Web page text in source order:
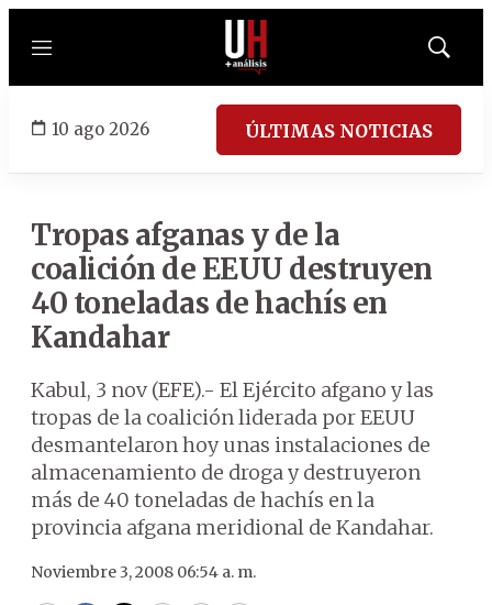
Menú
Mostrar
10 ago 2026 ÚLTIMAS NOTICIAS
Tropas afganas y de la
coalición de EEUU destruyen
40 toneladas de hachís en
Kandahar
Kabul, 3 nov (EFE).- El Ejército afgano y las
tropas de la coalición liderada por EEUU
desmantelaron hoy unas instalaciones de
almacenamiento de droga y destruyeron
más de 40 toneladas de hachís en la
provincia afgana meridional de Kandahar.
Noviembre 3, 2008 06:54 a. m.